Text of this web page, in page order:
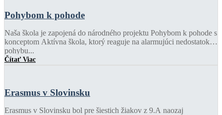
Pohybom k pohode
Naša škola je zapojená do národného projektu Pohybom k pohode s
konceptom Aktívna škola, ktorý reaguje na alarmujúci nedostatok
pohybu...
Čítať Viac
Erasmus v Slovinsku
Erasmus v Slovinsku bol pre šiestich žiakov z 9.A naozaj